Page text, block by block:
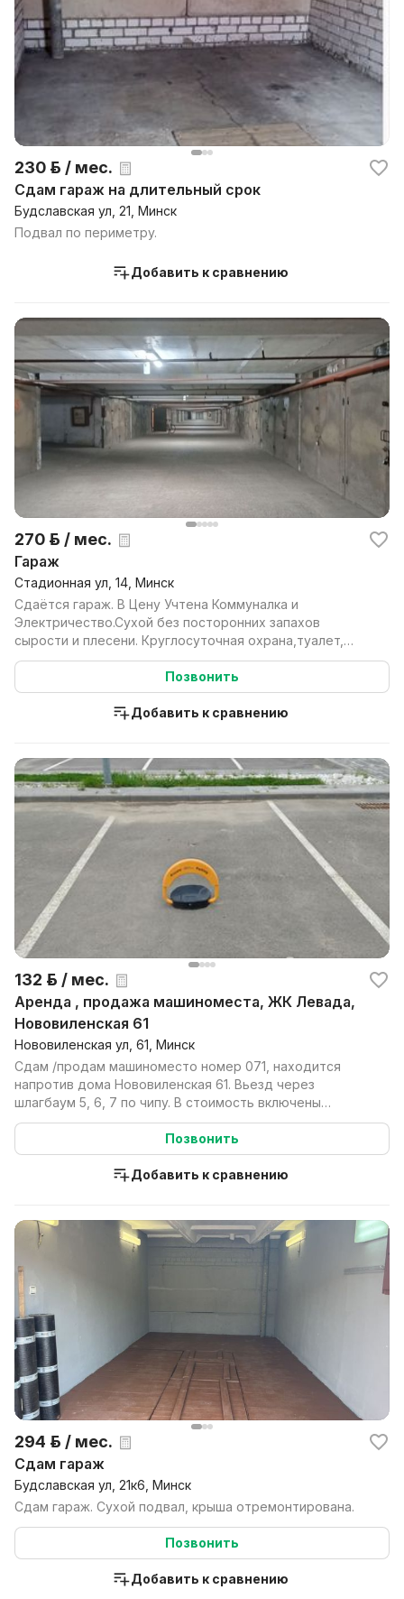
230 р. / мес.
Сдам гараж на длительный срок
Будславская ул, 21, Минск
Подвал по периметру.
Добавить к сравнению
270 р. / мес.
Гараж
Стадионная ул, 14, Минск
Сдаётся гараж. В Цену Учтена Коммуналка и
Электричество.Сухой без посторонних запахов
сырости и плесени. Круглосуточная охрана,туалет,
видеокамеры. В ...
Позвонить
Добавить к сравнению
132 р. / мес.
Аренда , продажа машиноместа, ЖК Левада,
Нововиленская 61
Нововиленская ул, 61, Минск
Сдам /продам машиноместо номер 071, находится
напротив дома Нововиленская 61. Вьезд через
шлагбаум 5, 6, 7 по чипу. В стоимость включены
коммунальны...
Позвонить
Добавить к сравнению
294 р. / мес.
Сдам гараж
Будславская ул, 21к6, Минск
Сдам гараж. Сухой подвал, крыша отремонтирована.
Позвонить
Добавить к сравнению